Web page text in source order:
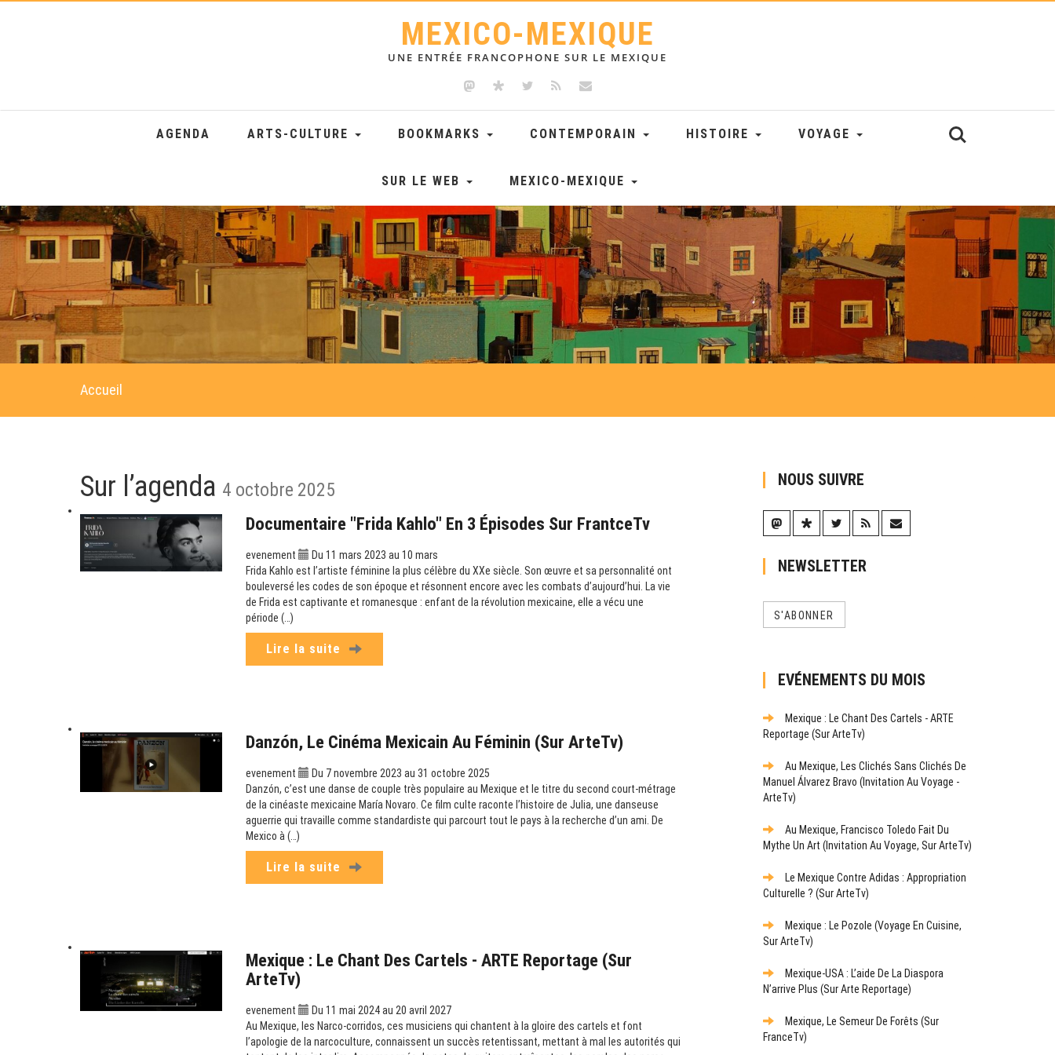
MEXICO-MEXIQUE
UNE ENTRÉE FRANCOPHONE SUR LE MEXIQUE
AGENDA ARTS-CULTURE BOOKMARKS CONTEMPORAIN HISTOIRE VOYAGE
SUR LE WEB MEXICO-MEXIQUE
Accueil
Sur l’agenda 4 octobre 2025
Documentaire "Frida Kahlo" En 3 Épisodes Sur FrantceTv
evenement
Du 11 mars 2023 au 10 mars
Frida Kahlo est l’artiste féminine la plus célèbre du XXe siècle. Son œuvre et sa personnalité ont
bouleversé les codes de son époque et résonnent encore avec les combats d’aujourd’hui. La vie
de Frida est captivante et romanesque : enfant de la révolution mexicaine, elle a vécu une
période (…)
Lire la suite
Danzón, Le Cinéma Mexicain Au Féminin (sur ArteTv)
evenement
Du 7 novembre 2023 au 31 octobre 2025
Danzón, c’est une danse de couple très populaire au Mexique et le titre du second court-métrage
de la cinéaste mexicaine María Novaro. Ce film culte raconte l’histoire de Julia, une danseuse
aguerrie qui travaille comme standardiste qui parcourt tout le pays à la recherche d’un ami. De
Mexico à (…)
Lire la suite
Mexique : Le Chant Des Cartels - ARTE Reportage (sur
ArteTv)
evenement
Du 11 mai 2024 au 20 avril 2027
Au Mexique, les Narco-corridos, ces musiciens qui chantent à la gloire des cartels et font
l’apologie de la narcoculture, connaissent un succès retentissant, mettant à mal les autorités qui
NOUS SUIVRE
NEWSLETTER
S'ABONNER
EVÉNEMENTS DU MOIS
Mexique : Le Chant Des Cartels - ARTE
Reportage (sur ArteTv)
Au Mexique, Les Clichés Sans Clichés De
Manuel Álvarez Bravo (Invitation Au Voyage -
ArteTv)
Au Mexique, Francisco Toledo Fait Du
Mythe Un Art (Invitation Au Voyage, Sur ArteTv)
Le Mexique Contre Adidas : Appropriation
Culturelle ? (sur ArteTv)
Mexique : Le Pozole (Voyage En Cuisine,
Sur ArteTv)
Mexique-USA : L’aide De La Diaspora
N’arrive Plus (sur Arte Reportage)
Mexique, Le Semeur De Forêts (sur
FranceTv)